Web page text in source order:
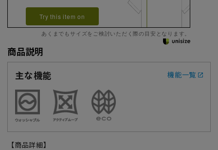
Try this item on
あくまでもサイズをご検討いただく際の目安となります。
商品説明
主な機能
機能一覧
【商品詳細】